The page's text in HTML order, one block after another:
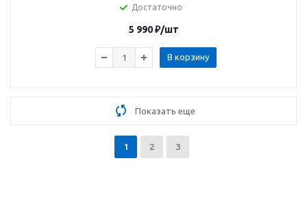
Достаточно
5 990₽/шт
В корзину
Показать еще
1 2 3